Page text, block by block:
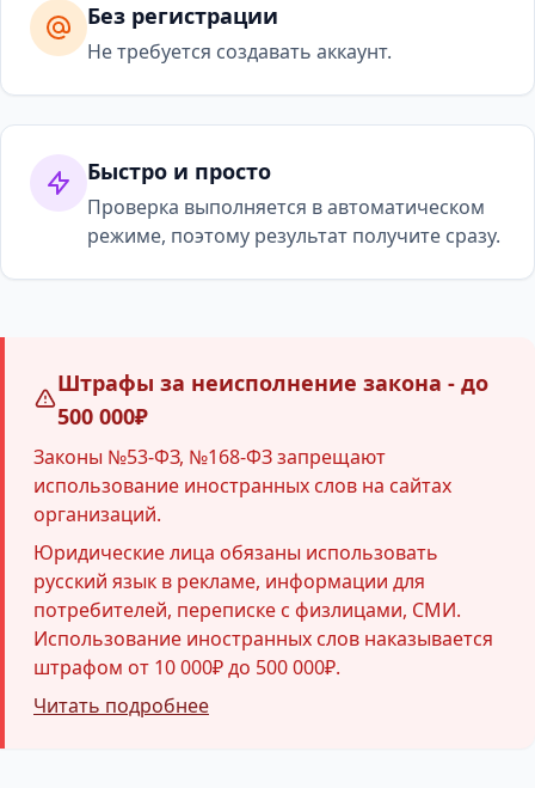
Без регистрации
Не требуется создавать аккаунт.
Быстро и просто
Проверка выполняется в автоматическом
режиме, поэтому результат получите сразу.
Штрафы за неисполнение закона - до
500 000₽
Законы №53-ФЗ, №168-ФЗ запрещают
использование иностранных слов на сайтах
организаций.
Юридические лица обязаны использовать
русский язык в рекламе, информации для
потребителей, переписке с физлицами, СМИ.
Использование иностранных слов наказывается
штрафом от 10 000₽ до 500 000₽.
Читать подробнее